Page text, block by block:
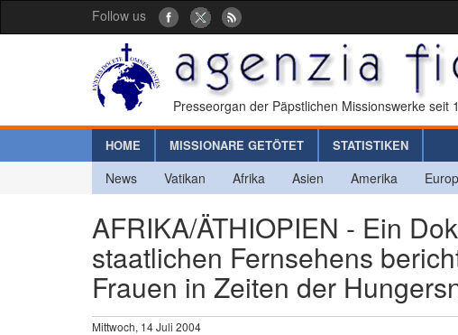
Follow us
Presseorgan der Päpstlichen Missionswerke seit
HOME MISSIONARE GETÖTET STATISTIKEN
News Vatikan Afrika Asien Amerika
AFRIKA/ÄTHIOPIEN - Ein
staatlichen Fernsehens
Frauen in Zeiten der
Mittwoch, 14 Juli 2004